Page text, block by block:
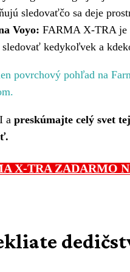
sledovaťčo sa deje
Voyo: FARMA X-TRA je
sledovať kedykoľvek a
povrchový pohľad na
a preskúmajte celý svet
X-TRA ZADARMO